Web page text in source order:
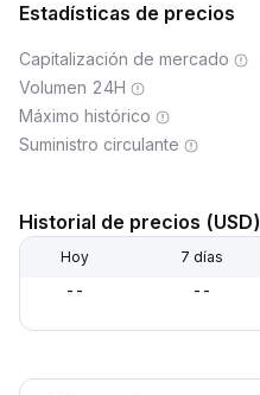
Estadísticas de precios
Capitalización de mercado
Volumen 24H
Máximo histórico
Suministro circulante
Historial de precios (USD)
Hoy 7 días
-- --